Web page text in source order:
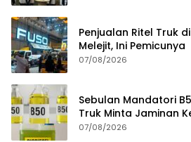
Penjualan Ritel Truk
Melejit, Ini Pemicunya
07/08/2026
Sebulan Mandatori
Truk Minta Jaminan
07/08/2026